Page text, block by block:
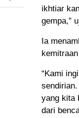
ikhtiar
gempa,”
Ia
“Kami
yang kita
dari